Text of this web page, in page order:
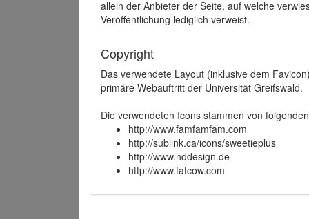
allein der Anbieter der Seite, auf welche
Veröffentlichung lediglich verweist.
Copyright
Das verwendete Layout (inklusive dem
primäre Webauftritt der Universität Greifswald.
Die verwendeten Icons stammen von
http://www.famfamfam.com
http://sublink.ca/icons/sweetieplus
http://www.nddesign.de
http://www.fatcow.com